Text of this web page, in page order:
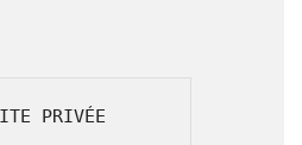
PRIVÉE